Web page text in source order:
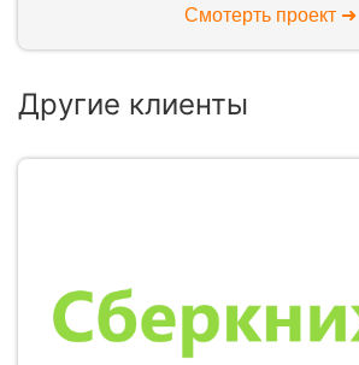
Смотерть проект ➜
Другие клиенты